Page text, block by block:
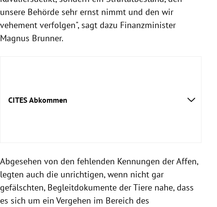
unsere Behörde sehr ernst nimmt und den wir
vehement verfolgen", sagt dazu Finanzminister
Magnus Brunner.
CITES Abkommen
Abgesehen von den fehlenden Kennungen der Affen,
legten auch die unrichtigen, wenn nicht gar
gefälschten, Begleitdokumente der Tiere nahe, dass
es sich um ein Vergehen im Bereich des